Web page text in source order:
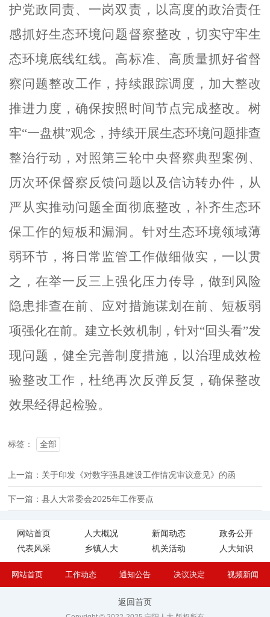
护党政同责、一岗双责，以高度的政治责任
感抓好生态环境问题督察整改，切实守牢生
态环境底线红线。高标准、高质量抓好省督
察问题整改工作，持续跟踪调度，加大整改
推进力度，确保按照时间节点完成整改。树
牢“一盘棋”观念，持续开展生态环境问题排查
整治行动，对照第三轮中央督察典型案例、
历次环保督察反馈问题以及信访转办件， 从
严从实推动问题全面彻底整改，补齐生态环
保工作的短板和漏洞。针对生态环境领域薄
弱环节，将日常监管工作做细做实，一以贯
之，在举一反三上强化压力传导，做到风险
隐患排查在前、应对措施谋划在前、短板弱
项强化在前。建立长效机制，针对“回头看”发
现问题，健全完善制度措施，以治理成效检
验整改工作，杜绝再次反弹反复，确保整改
效果经得起检验。
标签： 全部
上一篇：关于印发《对数字强县建设工作情况审议意见》的函
下一篇：县人大常委会2025年工作要点
网站首页 人大概况 新闻动态
政务公开
代表风采
乡镇人大 机关活动 人大知识
网站首页 工作动态 通知公告 决议决定 视频新闻
返回首页